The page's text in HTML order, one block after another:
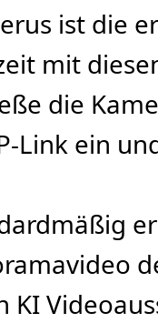
ist die
mit
die
Link ein
KI